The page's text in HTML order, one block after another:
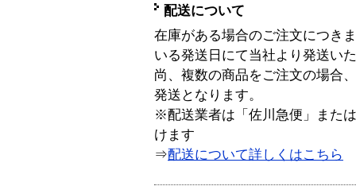
配送について
在庫がある場合のご注文につき
いる発送日にて当社より発送い
尚、複数の商品をご注文の場合
発送となります。
※配送業者は「佐川急便」また
けます
⇒配送について詳しくはこちら